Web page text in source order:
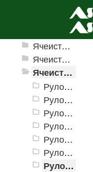
Ячеистые грязезащитные покрытия
Ячеистые грязезащитные покрытия «Домино»
Ячеистое модульное покрытие «Прима» (Антикаблук)
Ячеистые грязезащитные покрытия «Змейка» (Zig-Zag)
Рулонное покрытие «Змейка» 0,9 х 15 м (h = 4 мм)
Рулонное покрытие «Змейка» 1,2 х 15 м (h = 4 мм)
Рулонное покрытие «Змейка» 0,9 х 10 м (h = 5 мм)
Рулонное покрытие «Змейка» 0,9 х 15 м (h = 5мм)
Рулонное покрытие «Змейка» 1,2 х 15 м (h = 5 мм)
Рулонное покрытие «Змейка» 0,9 х 10 м (h = 8 мм)
Рулонное покрытие «Змейка» 0,9 х 12 м (h = 8 мм)